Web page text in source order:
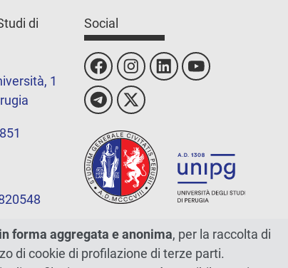
di
1
Social
forma aggregata e anonima, per la raccolta di
di cookie di profilazione di terze parti.